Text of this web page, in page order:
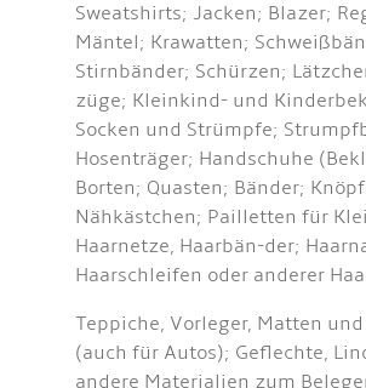
Sweatshirts; Jacken; Blazer;
Mäntel; Krawatten;
Stirnbänder; Schürzen;
züge; Kleinkind- und
Socken und Strümpfe;
Hosenträger; Handschuhe
Borten; Quasten; Bänder;
Nähkästchen; Pailletten für
Haarnetze, Haarbän-der;
Haarschleifen oder anderer
Teppiche, Vorleger, Matten
(auch für Autos); Geflechte,
andere Materialien zum